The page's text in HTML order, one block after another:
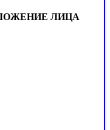
ЛИЦА